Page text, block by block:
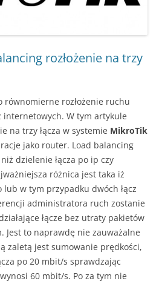
rozłożenie na trzy
równomierne rozłożenie ruchu
internetowych. W tym artykule
na trzy łącza w systemie MikroTik
jako router. Load balancing
dzielenie łącza po ip czy
różnica jest taka iż
lub w tym przypadku dwóch łącz
administratora ruch zostanie
łącze bez utraty pakietów
Jest to naprawdę nie zauważalne
zaletą jest sumowanie prędkości,
po 20 mbit/s sprawdzając
60 mbit/s. Po za tym nie